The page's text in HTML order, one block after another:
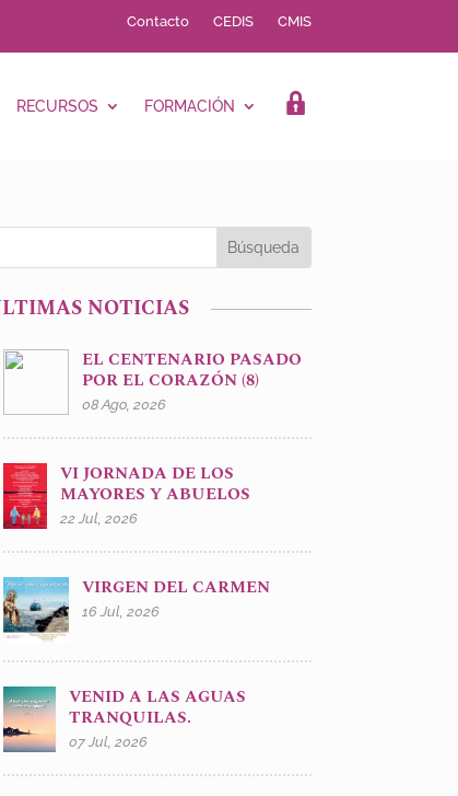
Contacto CEDIS CMIS
RECURSOS FORMACIÓN LOGIN
NOTICIAS
EL CENTENARIO PASADO
POR EL CORAZÓN (8)
08 Ago, 2026
VI JORNADA DE LOS
MAYORES Y ABUELOS
22 Jul, 2026
VIRGEN DEL CARMEN
16 Jul, 2026
VENID A LAS AGUAS
TRANQUILAS.
07 Jul, 2026